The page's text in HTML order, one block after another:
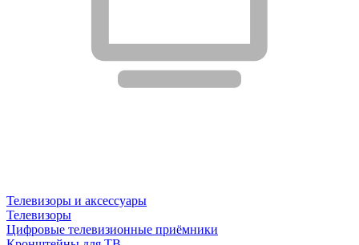
Телевизоры и аксессуары
Телевизоры
Цифровые телевизионные приёмники